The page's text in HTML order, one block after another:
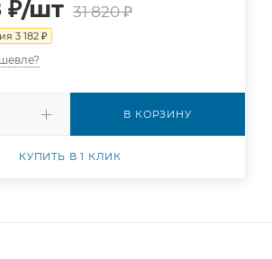
₽/шт 31 820₽
3 182 ₽
В КОРЗИНУ
КУПИТЬ В 1 КЛИК